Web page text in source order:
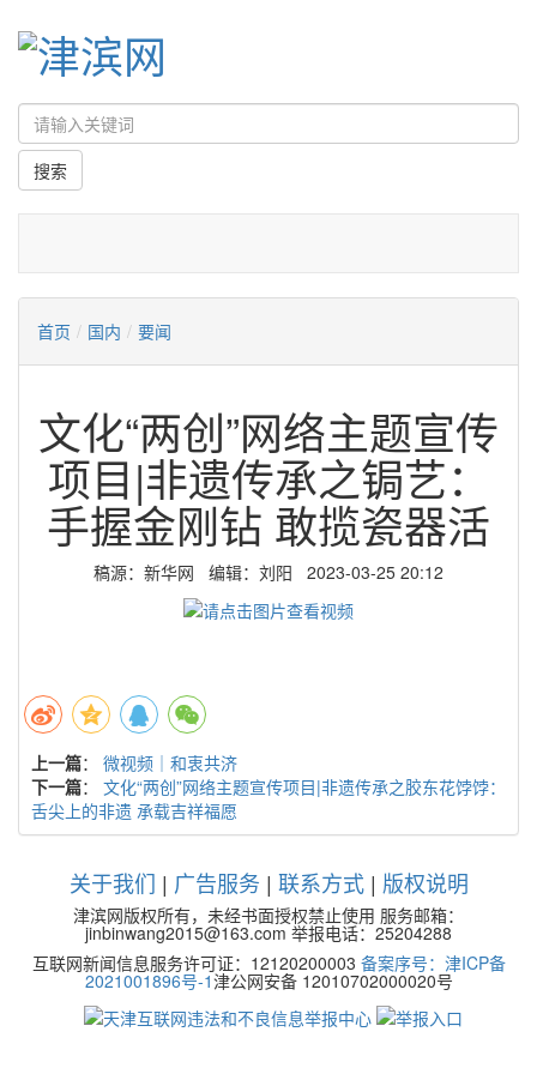
首页 / 国内 / 要闻
文化“两创”网络主题宣传
项目|非遗传承之锔艺：
手握金刚钻 敢揽瓷器活
稿源：新华网 编辑：刘阳 2023-03-25 20:12
上一篇： 微视频｜和衷共济
下一篇： 文化“两创”网络主题宣传项目|非遗传承之胶东花饽饽：
舌尖上的非遗 承载吉祥福愿
关于我们 | 广告服务 | 联系方式| 版权说明
津滨网版权所有，未经书面授权禁止使用 服务邮箱：
jinbinwang2015@163.com 举报电话：25204288
互联网新闻信息服务许可证：12120200003 备案序号：津ICP备
2021001896号-1津公网安备 12010702000020号